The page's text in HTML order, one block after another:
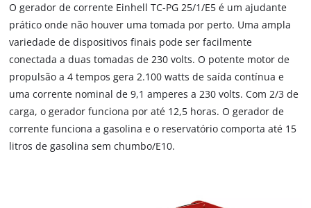
O gerador de corrente Einhell TC-PG 25/1/E5 é um ajudante
prático onde não houver uma tomada por perto. Uma ampla
variedade de dispositivos finais pode ser facilmente
conectada a duas tomadas de 230 volts. O potente motor de
propulsão a 4 tempos gera 2.100 watts de saída contínua e
uma corrente nominal de 9,1 amperes a 230 volts. Com 2/3 de
carga, o gerador funciona por até 12,5 horas. O gerador de
corrente funciona a gasolina e o reservatório comporta até 15
litros de gasolina sem chumbo/E10.